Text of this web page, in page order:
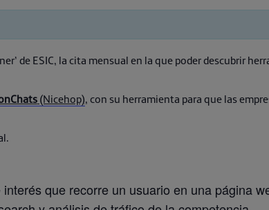
de ESIC, la cita mensual en la que poder descubrir
(Nicehop), con su herramienta para que las
que recorre un usuario en una página